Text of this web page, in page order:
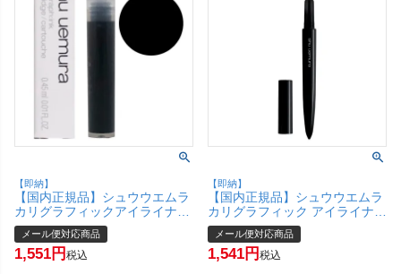
【即納】
【国内正規品】シュウウエムラ
カリグラフィックアイライナー
(カートリッジ/レフィル)＃サウ
ンドブラック【メール便対応商
品】【SBT】(6046240)
メール便対応商品
1,551 税込
【即納】
【国内正規品】シュウウエムラ
カリグラフィック アイライナー
アプリケーター【メール便対応
商品】【SBT】 shu uemura
(6012644)
メール便対応商品
1,541 税込